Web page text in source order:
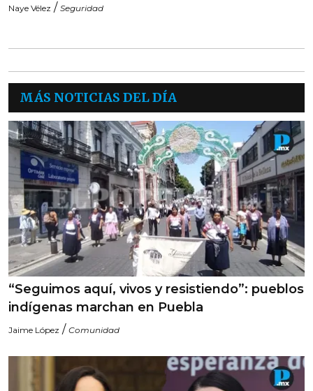
Naye Vélez / Seguridad
MÁS NOTICIAS DEL DÍA
“Seguimos aquí, vivos y resistiendo”: pueblos
indígenas marchan en Puebla
Jaime López / Comunidad